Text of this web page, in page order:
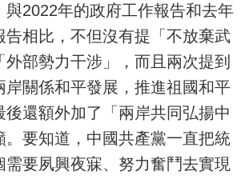
與2022年的政府工作報告和去年
告相比，不但沒有提「不放棄武
外部勢力干涉」，而且兩次提到
岸關係和平發展，推進祖國和平
後還額外加了「兩岸共同弘揚中
。要知道，中國共產黨一直把統
需要夙興夜寐、努力奮鬥去實現